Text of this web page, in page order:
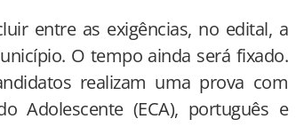
entre as exigências, no edital, a
O tempo ainda será fixado.
realizam uma prova com
Adolescente (ECA), português e